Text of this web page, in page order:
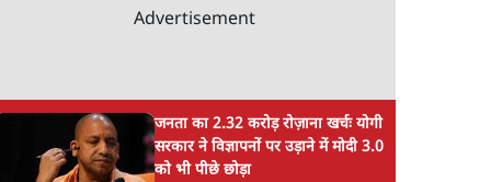
बजे तक की ख़बरें
Game Plan
Advertisement
जनता का 2.32 करोड़ रोज़ाना खर्चः योगी
सरकार ने विज्ञापनों पर उड़ाने में मोदी 3.0
को भी पीछे छोड़ा